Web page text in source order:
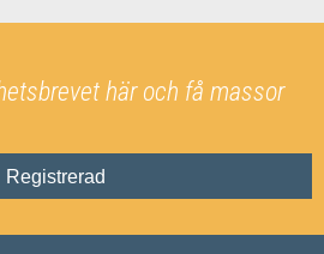
här och få massor
Registrerad